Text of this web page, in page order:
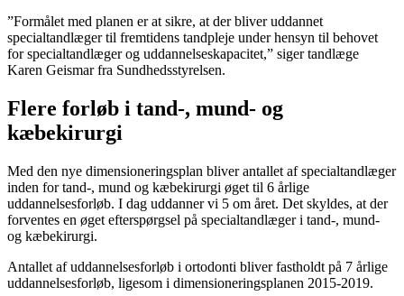
”Formålet med planen er at sikre, at der bliver uddannet
specialtandlæger til fremtidens tandpleje under hensyn til behovet
for specialtandlæger og uddannelseskapacitet,” siger tandlæge
Karen Geismar fra Sundhedsstyrelsen.
Flere forløb i tand-, mund- og
kæbekirurgi
Med den nye dimensioneringsplan bliver antallet af specialtandlæger
inden for tand-, mund og kæbekirurgi øget til 6 årlige
uddannelsesforløb. I dag uddanner vi 5 om året. Det skyldes, at der
forventes en øget efterspørgsel på specialtandlæger i tand-, mund-
og kæbekirurgi.
Antallet af uddannelsesforløb i ortodonti bliver fastholdt på 7 årlige
uddannelsesforløb, ligesom i dimensioneringsplanen 2015-2019.